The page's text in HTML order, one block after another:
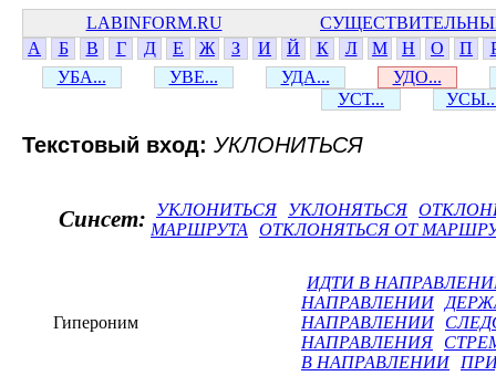
LABINFORM.RU
А
Б В Г Д Е Ж З И Й К Л М Н О П
УБА...
УВЕ... УДА...
УДО...
УСТ...
Текстовый вход: УКЛОНИТЬСЯ
Синсет: УКЛОНИТЬСЯ УКЛОНЯТЬСЯ
МАРШРУТА
ОТКЛОНЯТЬСЯ ОТ
Гипероним
ИДТИ В
НАПРАВЛЕНИИ
НАПРАВЛЕНИИ
НАПРАВЛЕНИЯ
В НАПРАВЛЕНИИ